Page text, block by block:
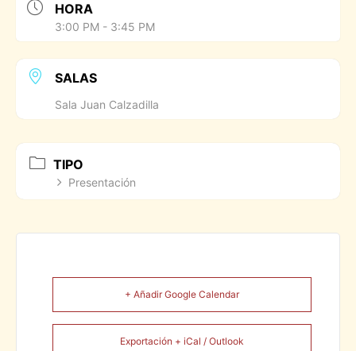
HORA
3:00 PM - 3:45 PM
SALAS
Sala Juan Calzadilla
TIPO
Presentación
+ Añadir Google Calendar
Exportación + iCal / Outlook